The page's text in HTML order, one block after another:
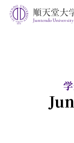
Juntendo University